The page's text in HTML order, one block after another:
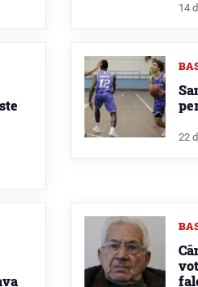
14
22